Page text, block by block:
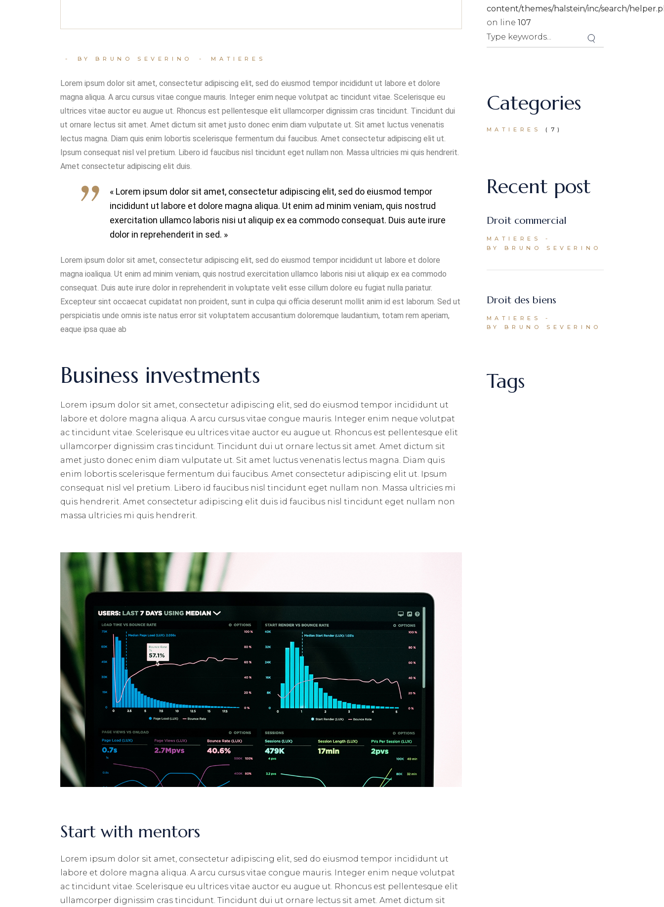
BY BRUNO SEVERINO MATIERES
Lorem ipsum dolor sit amet, consectetur adipiscing elit, sed do eiusmod tempor incididunt ut labore et dolore
magna aliqua. A arcu cursus vitae congue mauris. Integer enim neque volutpat ac tincidunt vitae. Scelerisque eu
ultrices vitae auctor eu augue ut. Rhoncus est pellentesque elit ullamcorper dignissim cras tincidunt. Tincidunt dui
ut ornare lectus sit amet. Amet dictum sit amet justo donec enim diam vulputate ut. Sit amet luctus venenatis
lectus magna. Diam quis enim lobortis scelerisque fermentum dui faucibus. Amet consectetur adipiscing elit ut.
Ipsum consequat nisl vel pretium. Libero id faucibus nisl tincidunt eget nullam non. Massa ultricies mi quis hendrerit.
Amet consectetur adipiscing elit duis.
« Lorem ipsum dolor sit amet, consectetur adipiscing elit, sed do eiusmod tempor
incididunt ut labore et dolore magna aliqua. Ut enim ad minim veniam, quis nostrud
exercitation ullamco laboris nisi ut aliquip ex ea commodo consequat. Duis aute irure
dolor in reprehenderit in sed. »
Lorem ipsum dolor sit amet, consectetur adipiscing elit, sed do eiusmod tempor incididunt ut labore et dolore
magna ioaliqua. Ut enim ad minim veniam, quis nostrud exercitation ullamco laboris nisi ut aliquip ex ea commodo
consequat. Duis aute irure dolor in reprehenderit in voluptate velit esse cillum dolore eu fugiat nulla pariatur.
Excepteur sint occaecat cupidatat non proident, sunt in culpa qui officia deserunt mollit anim id est laborum. Sed ut
perspiciatis unde omnis iste natus error sit voluptatem accusantium doloremque laudantium, totam rem aperiam,
eaque ipsa quae ab
Business investments
Lorem ipsum dolor sit amet, consectetur adipiscing elit, sed do eiusmod tempor incididunt ut
labore et dolore magna aliqua. A arcu cursus vitae congue mauris. Integer enim neque volutpat
ac tincidunt vitae. Scelerisque eu ultrices vitae auctor eu augue ut. Rhoncus est pellentesque elit
ullamcorper dignissim cras tincidunt. Tincidunt dui ut ornare lectus sit amet. Amet dictum sit
amet justo donec enim diam vulputate ut. Sit amet luctus venenatis lectus magna. Diam quis
enim lobortis scelerisque fermentum dui faucibus. Amet consectetur adipiscing elit ut. Ipsum
consequat nisl vel pretium. Libero id faucibus nisl tincidunt eget nullam non. Massa ultricies mi
quis hendrerit. Amet consectetur adipiscing elit duis id faucibus nisl tincidunt eget nullam non
massa ultricies mi quis hendrerit.
Start with mentors
Lorem ipsum dolor sit amet, consectetur adipiscing elit, sed do eiusmod tempor incididunt ut
labore et dolore magna aliqua. A arcu cursus vitae congue mauris. Integer enim neque volutpat
ac tincidunt vitae. Scelerisque eu ultrices vitae auctor eu augue ut. Rhoncus est pellentesque elit
ullamcorper dignissim cras tincidunt. Tincidunt dui ut ornare lectus sit amet. Amet dictum sit
content/themes/halstein/inc/search/
on line 107
Categories
MATIERES (7)
Recent post
Droit commercial
MATIERES
BY BRUNO SEVERINO
Droit des biens
MATIERES
BY BRUNO SEVERINO
Tags